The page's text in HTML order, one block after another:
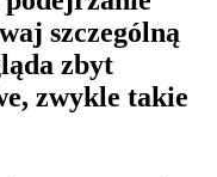
szczególną
zbyt
zwykle takie